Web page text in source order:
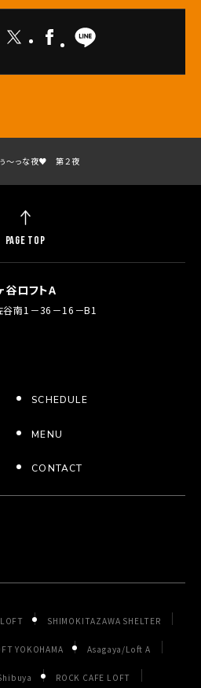
ぅ～っな夜♥ 第２夜
ロフトA
南1－36－16－B1
SCHEDULE
MENU
CONTACT
SHIMOKITAZAWA SHELTER
YOKOHAMA Asagaya/Loft A
ROCK CAFE LOFT
PAGE TOP